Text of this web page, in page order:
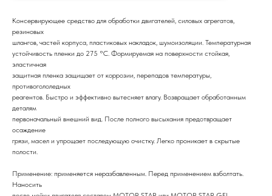
Консервирующее средство для обработки двигателей, силовых агрегатов,
резиновых
шлангов, частей корпуса, пластиковых накладок, шумоизоляции. Температурная
устойчивость пленки до 275 °С. Формируемая на поверхности стойкая,
эластичная
защитная пленка защищает от коррозии, перепадов температуры,
противогололедных
реагентов. Быстро и эффективно вытесняет влагу. Возвращает обработанным
деталям
первоначальный внешний вид. После полного высыхания предотвращает
осаждение
грязи, масел и упрощает последующую очистку. Легко проникает в скрытые
полости.
Применение: применяется неразбавленным. Перед применением взболтать.
Наносить